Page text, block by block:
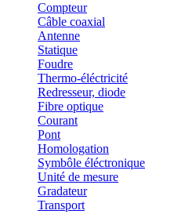
Compteur
Câble coaxial
Antenne
Statique
Foudre
Thermo-éléctricité
Redresseur, diode
Fibre optique
Courant
Pont
Homologation
Symbôle éléctronique
Unité de mesure
Gradateur
Transport